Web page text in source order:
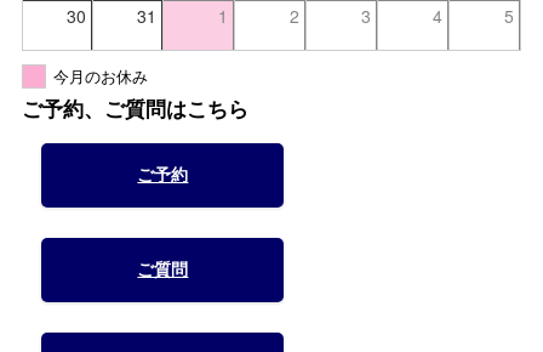
30 31 1 2 3 4 5
今月のお休み
ご予約、ご質問はこちら
ご予約
ご質問